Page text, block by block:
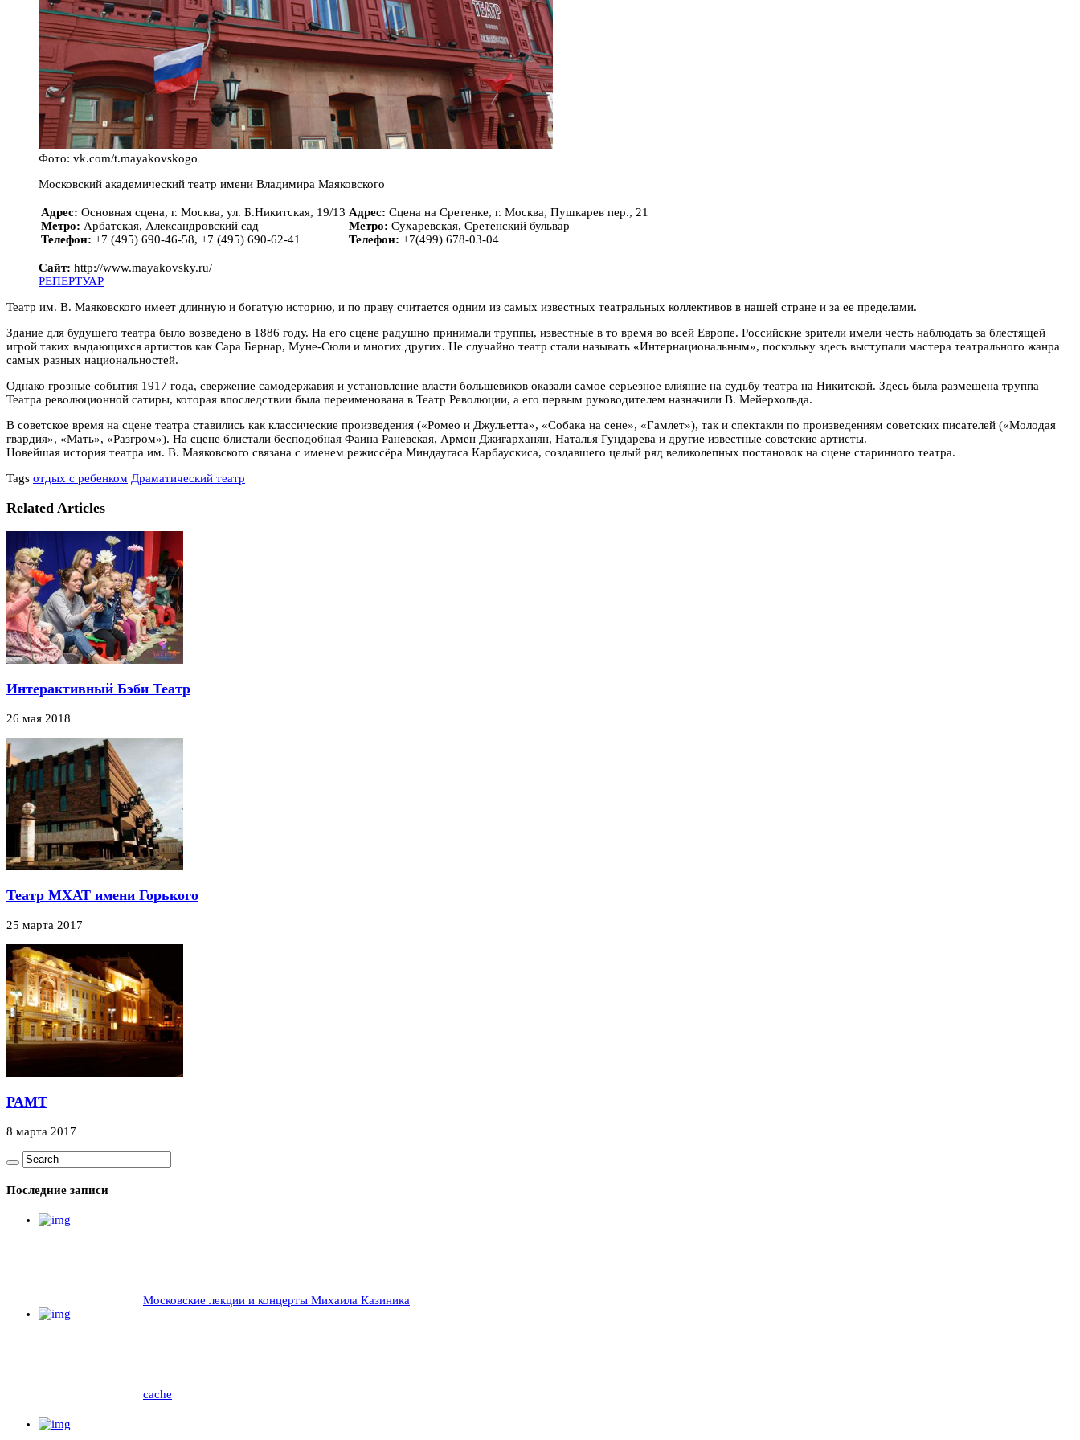
Фото: vk.com/t.mayakovskogo
Московский ака­де­ми­чес­кий театр имени Владимира Маяковского
Адрес: Основная сцена, г. Москва, ул. Б.Никитская, 19/13
Метро: Арбатская, Александровский сад
Телефон: +7 (495) 690-46-58, +7 (495) 690-62-41
Адрес: Сцена на Сретенке, г. Москва, Пушкарев пер., 21
Метро: Сухаревская, Сретенский бульвар
Телефон: +7(499) 678-03-04
Сайт: http://www.mayakovsky.ru/
РЕПЕРТУАР
Театр им. В. Маяковского имеет длинную и богатую историю, и по праву считается одним из самых известных театральных коллективов в нашей стране и за ее пределами.
Здание для будущего театра было возведено в 1886 году. На его сцене радушно принимали труппы, известные в то время во всей Европе. Российские зрители имели честь наблюдать за блестящей
игрой таких выдающихся артистов как Сара Бернар, Муне-Сюли и многих других. Не случайно театр стали называть «Интернациональным», поскольку здесь выступали мастера театрального жанра
самых разных национальностей.
Однако грозные события 1917 года, свержение самодержавия и установление власти большевиков оказали самое серьезное влияние на судьбу театра на Никитской. Здесь была размещена труппа
Театра революционной сатиры, которая впоследствии была переименована в Театр Революции, а его первым руководителем назначили В. Мейерхольда.
В советское время на сцене театра ставились как классические произведения («Ромео и Джульетта», «Собака на сене», «Гамлет»), так и спектакли по произведениям советских писателей («Молодая
гвардия», «Мать», «Разгром»). На сцене блистали бесподобная Фаина Раневская, Армен Джигарханян, Наталья Гундарева и другие известные советские артисты.
Новейшая история театра им. В. Маяковского связана с именем режиссёра Миндаугаса Карбаускиса, создавшего целый ряд великолепных постановок на сцене старинного театра.
Tags отдых с ребенком Драматический театр
Related Articles
Интерактивный Бэби Театр
26 мая 2018
Театр МХАТ имени Горького
25 марта 2017
РАМТ
8 марта 2017
Последние записи
Московские лекции и концерты Михаила Казиника
cache